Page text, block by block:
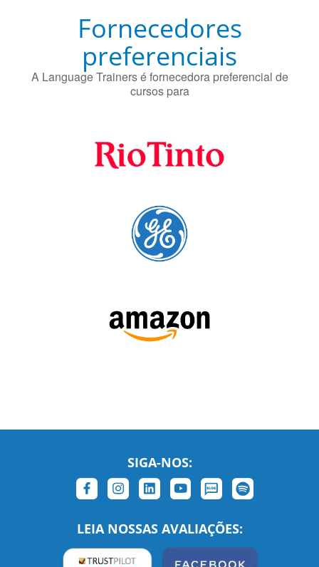
Fornecedores
preferenciais
A Language Trainers é fornecedora preferencial de
cursos para